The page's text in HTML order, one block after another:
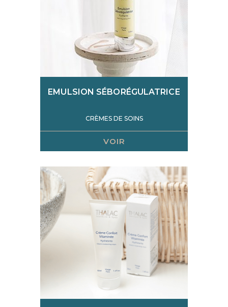
EMULSION SÉBORÉGULATRICE
CRÈMES DE SOINS
VOIR